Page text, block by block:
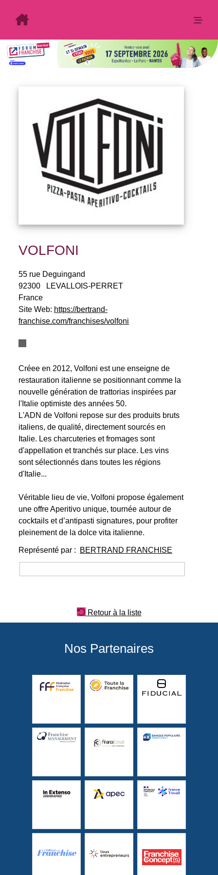
VOLFONI
55 rue Deguingand
92300
LEVALLOIS-PERRET
France
Site Web: https://bertrand-
franchise.com/franchises/volfoni
Créee en 2012, Volfoni est une enseigne de
restauration italienne se positionnant comme la
nouvelle génération de trattorias inspirées par
l'Italie optimiste des années 50.
L'ADN de Volfoni repose sur des produits bruts
italiens, de qualité, directement sourcés en
Italie. Les charcuteries et fromages sont
d'appellation et tranchés sur place. Les vins
sont sélectionnés dans toutes les régions
d'Italie...
Véritable lieu de vie, Volfoni propose également
une offre Aperitivo unique, tournée autour de
cocktails et d’antipasti signatures, pour profiter
pleinement de la dolce vita italienne.
Représenté par : BERTRAND FRANCHISE
Retour à la liste
Nos Partenaires